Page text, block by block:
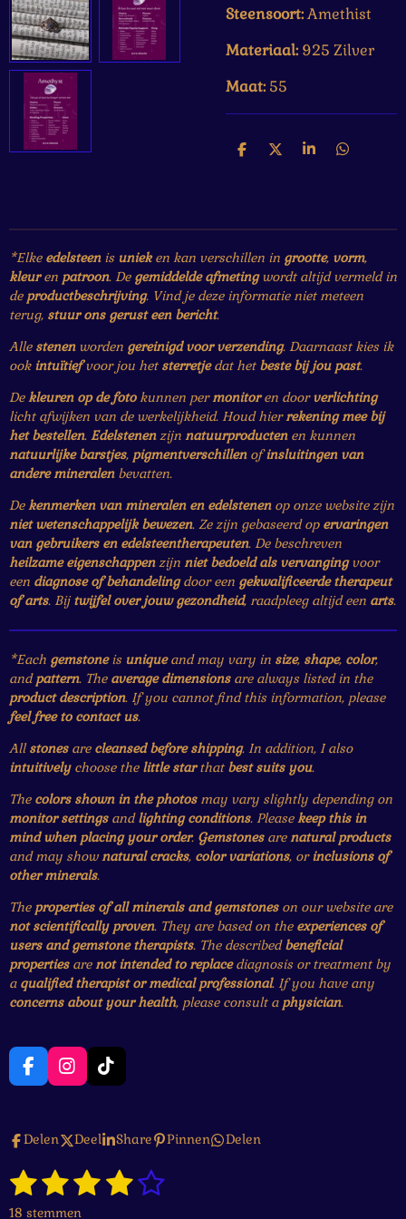
Steensoort:Amethist
Materiaal: 925 Zilver
Maat: 55
D
D
S
D
*Elke edelsteenis unieken kan verschillen in grootte, vorm,
kleuren patroon. De gemiddelde afmetingwordt altijd vermeld in
de productbeschrijving. Vind je deze informatie niet meteen
terug, stuur ons gerust een bericht.
Alle stenenworden gereinigd voor verzending. Daarnaast kies ik
ook intuïtiefvoor jou het sterretjedat het beste bij jou past.
Dekleuren op de fotokunnen permonitoren doorverlichting
licht afwijken van de werkelijkheid. Houd hierrekening mee bij
het bestellen. Edelstenenzijn natuurproductenen kunnen
natuurlijke barstjes, pigmentverschillenofinsluitingen van
andere mineralenbevatten.
Dekenmerken van mineralen en edelstenenop onze website zijn
niet wetenschappelijk bewezen. Ze zijn gebaseerd op ervaringen
van gebruikers en edelsteentherapeuten. De beschreven
heilzame eigenschappenzijn niet bedoeld als vervangingvoor
een diagnose of behandelingdoor een gekwalificeerde therapeut
of arts. Bijtwijfel over jouw gezondheid, raadpleeg altijd een arts.
*Each gemstoneis uniqueand may vary in size, shape, color,
andpattern. The average dimensionsare always listed in the
product description. If you cannot find this information, please
feel free to contact us.
Allstonesare cleansed before shipping. In addition, I also
intuitivelychoose the little starthat best suits you.
The colors shown in the photosmay vary slightly depending on
monitor settingsandlighting conditions. Pleasekeep this in
mind when placing your order. Gemstonesarenatural products
and may shownatural cracks, color variations, orinclusions of
other minerals.
The properties of all minerals and gemstoneson our website are
not scientifically proven. They are based on the experiences of
users and gemstone therapists. The describedbeneficial
propertiesarenot intended to replacediagnosis or treatment by
a qualified therapist or medical professional. If you have any
concerns about your health, please consult a physician.
F
a
b
o
k
I
n
a
r
m
T
i
o
Delen Deel Share Pinnen Delen
R
a
t
1 2 3 4 5
S
18 stemmen